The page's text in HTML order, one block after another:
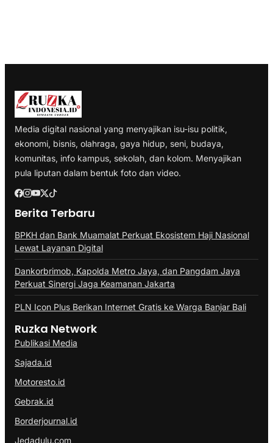
Media digital nasional yang menyajikan isu-isu politik,
ekonomi, bisnis, olahraga, gaya hidup, seni, budaya,
komunitas, info kampus, sekolah, dan kolom. Menyajikan
pula liputan dalam bentuk foto dan video.
Berita Terbaru
BPKH dan Bank Muamalat Perkuat Ekosistem Haji Nasional
Lewat Layanan Digital
Dankorbrimob, Kapolda Metro Jaya, dan Pangdam Jaya
Perkuat Sinergi Jaga Keamanan Jakarta
PLN Icon Plus Berikan Internet Gratis ke Warga Banjar Bali
Ruzka Network
Publikasi Media
Sajada.id
Motoresto.id
Gebrak.id
Borderjournal.id
Jedadulu.com